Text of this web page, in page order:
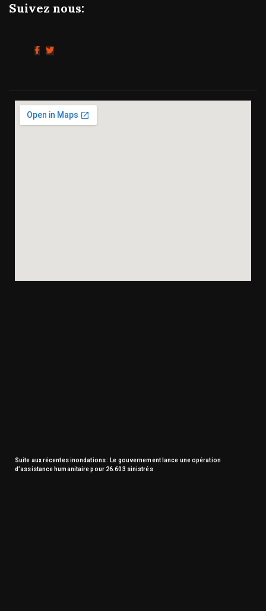
Suivez nous:
Suite aux récentes inondations : Le gouvernement lance une opération
d’assistance humanitaire pour 26.603 sinistrés